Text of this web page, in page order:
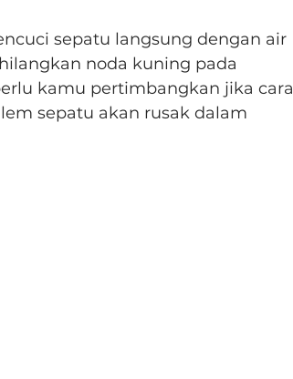
sepatu langsung dengan air
noda kuning pada
kamu pertimbangkan jika cara
sepatu akan rusak dalam